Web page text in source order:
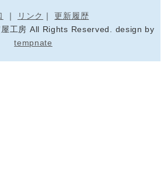
｜ リンク ｜更新履歴
工房 All Rights Reserved. design by
tempnate